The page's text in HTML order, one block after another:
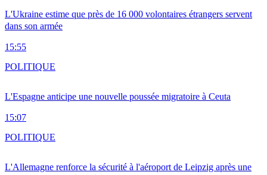
L'Ukraine estime que près de 16 000 volontaires étrangers servent
dans son armée
15:55
L'Espagne anticipe une nouvelle poussée migratoire à Ceuta
15:07
POLITIQUE
L'Allemagne renforce la sécurité à l'aéroport de Leipzig après une
POLITIQUE